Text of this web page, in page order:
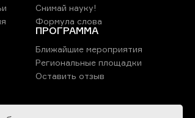
Снимай науку!
Формула слова
ПРОГРАММА
Ближайшие мероприятия
Региональные площадки
Оставить отзыв